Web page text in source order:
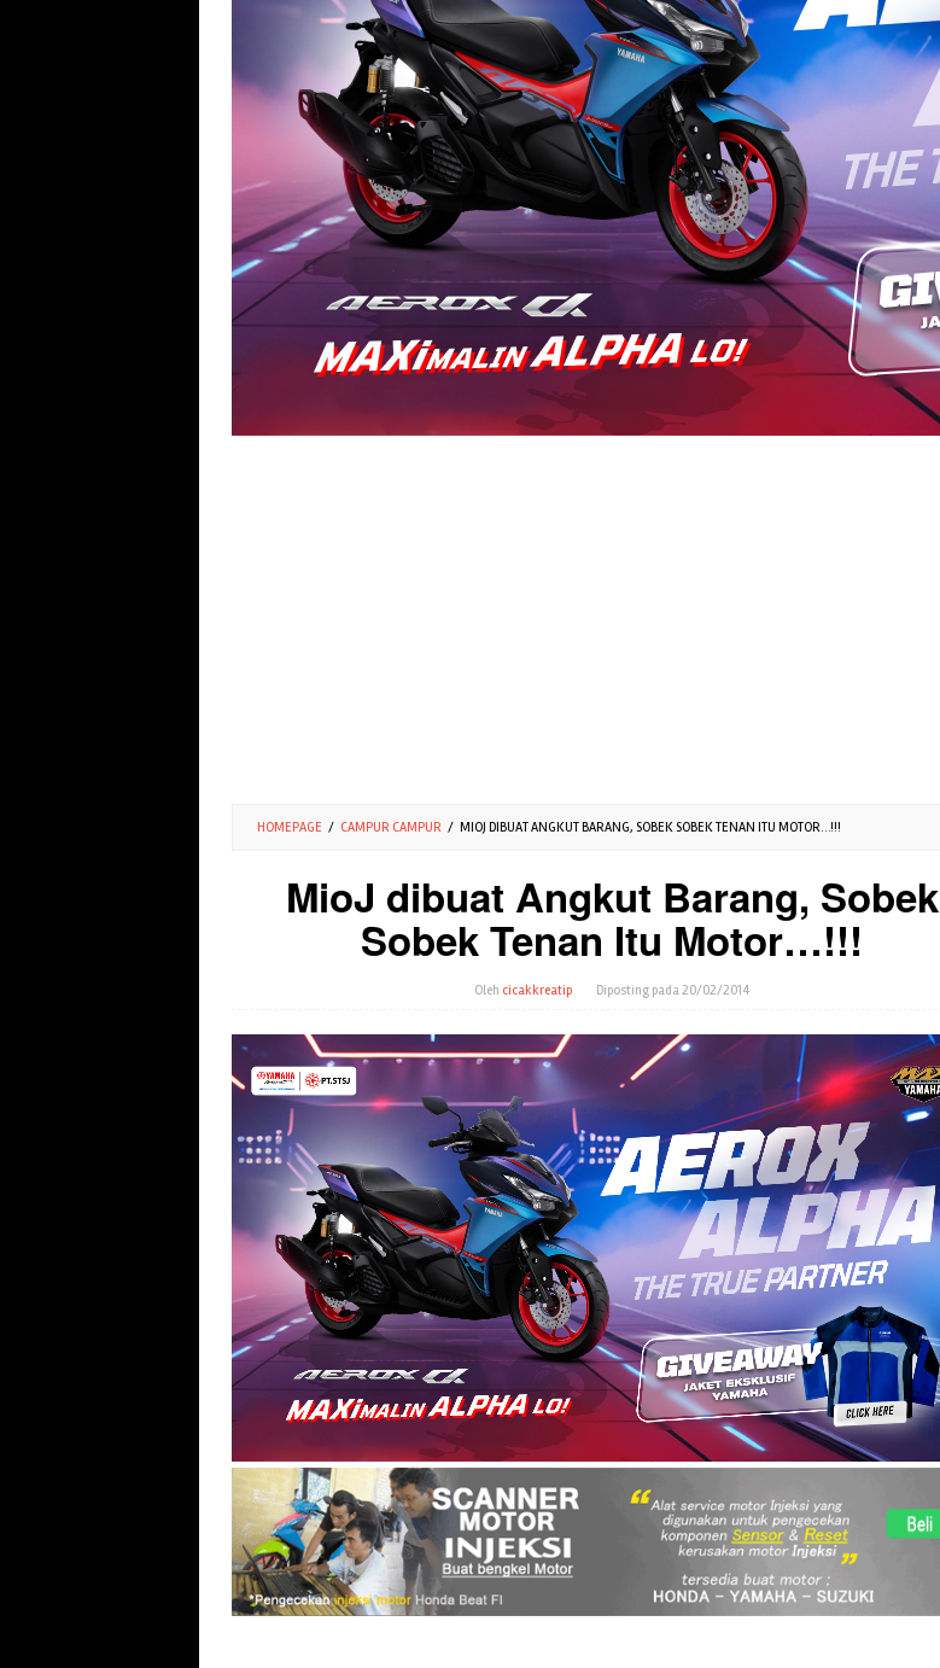
HOMEPAGE / CAMPUR CAMPUR / MIOJ DIBUAT ANGKUT BARANG, SOBEK SOBEK TENAN ITU MOTOR…!!!
MioJ dibuat Angkut Barang, Sobek
Sobek Tenan Itu Motor…!!!
Oleh cicakkreatip Diposting pada20/02/2014